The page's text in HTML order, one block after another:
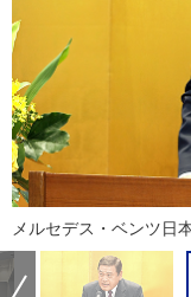
メルセデス・ベンツ日